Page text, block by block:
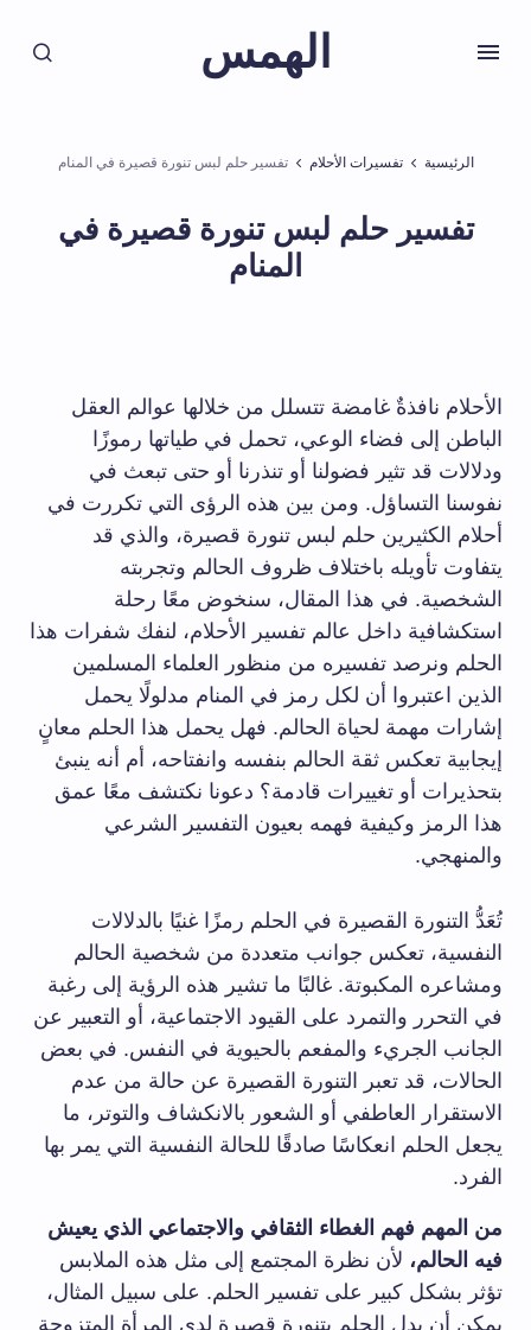
الهمس
الرئيسية تفسيرات الأحلام تفسير حلم لبس تنورة قصيرة في المنام
تفسير حلم لبس تنورة قصيرة في
المنام
الأحلام نافذةٌ غامضة تتسلل من خلالها عوالم العقل
الباطن إلى فضاء الوعي، تحمل في طياتها رموزًا
ودلالات قد تثير فضولنا أو تنذرنا أو حتى تبعث في
نفوسنا التساؤل. ومن بين هذه الرؤى التي تكررت في
أحلام الكثيرين حلم لبس تنورة قصيرة، والذي قد
يتفاوت تأويله باختلاف ظروف الحالم وتجربته
الشخصية. في هذا المقال، سنخوض معًا رحلة
استكشافية داخل عالم تفسير الأحلام، لنفك شفرات هذا
الحلم ونرصد تفسيره من منظور العلماء المسلمين
الذين اعتبروا أن لكل رمز في المنام مدلولًا يحمل
إشارات مهمة لحياة الحالم. فهل يحمل هذا الحلم معانٍ
إيجابية تعكس ثقة الحالم بنفسه وانفتاحه، أم أنه ينبئ
بتحذيرات أو تغييرات قادمة؟ دعونا نكتشف معًا عمق
هذا الرمز وكيفية فهمه بعيون التفسير الشرعي
والمنهجي.
تُعَدُّ التنورة القصيرة في الحلم رمزًا غنيًا بالدلالات
النفسية، تعكس جوانب متعددة من شخصية الحالم
ومشاعره المكبوتة. غالبًا ما تشير هذه الرؤية إلى رغبة
في التحرر والتمرد على القيود الاجتماعية، أو التعبير عن
الجانب الجريء والمفعم بالحيوية في النفس. في بعض
الحالات، قد تعبر التنورة القصيرة عن حالة من عدم
الاستقرار العاطفي أو الشعور بالانكشاف والتوتر، ما
يجعل الحلم انعكاسًا صادقًا للحالة النفسية التي يمر بها
الفرد.
من المهم فهم الغطاء الثقافي والاجتماعي الذي يعيش
فيه الحالم، لأن نظرة المجتمع إلى مثل هذه الملابس
تؤثر بشكل كبير على تفسير الحلم. على سبيل المثال،
يمكن أن يدل الحلم بتنورة قصيرة لدى المرأة المتزوجة